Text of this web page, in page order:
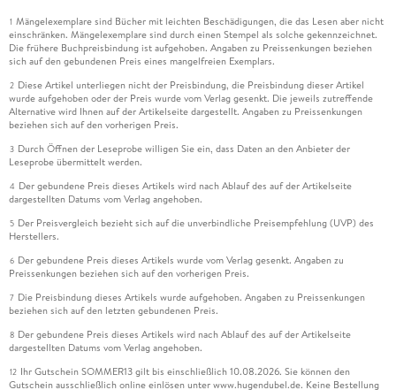
1 Mängelexemplare sind Bücher mit leichten Beschädigungen, die das Lesen aber nicht
einschränken. Mängelexemplare sind durch einen Stempel als solche gekennzeichnet.
Die frühere Buchpreisbindung ist aufgehoben. Angaben zu Preissenkungen beziehen
sich auf den gebundenen Preis eines mangelfreien Exemplars.
2 Diese Artikel unterliegen nicht der Preisbindung, die Preisbindung dieser Artikel
wurde aufgehoben oder der Preis wurde vom Verlag gesenkt. Die jeweils zutreffende
Alternative wird Ihnen auf der Artikelseite dargestellt. Angaben zu Preissenkungen
beziehen sich auf den vorherigen Preis.
3 Durch Öffnen der Leseprobe willigen Sie ein, dass Daten an den Anbieter der
Leseprobe übermittelt werden.
4 Der gebundene Preis dieses Artikels wird nach Ablauf des auf der Artikelseite
dargestellten Datums vom Verlag angehoben.
5 Der Preisvergleich bezieht sich auf die unverbindliche Preisempfehlung (UVP) des
Herstellers.
6 Der gebundene Preis dieses Artikels wurde vom Verlag gesenkt. Angaben zu
Preissenkungen beziehen sich auf den vorherigen Preis.
7 Die Preisbindung dieses Artikels wurde aufgehoben. Angaben zu Preissenkungen
beziehen sich auf den letzten gebundenen Preis.
8 Der gebundene Preis dieses Artikels wird nach Ablauf des auf der Artikelseite
dargestellten Datums vom Verlag angehoben.
12 Ihr Gutschein SOMMER13 gilt bis einschließlich 10.08.2026. Sie können den
Gutschein ausschließlich online einlösen unter www.hugendubel.de. Keine Bestellung